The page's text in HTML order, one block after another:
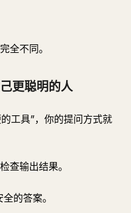
全不同。
更聪明的人
工具”，你的提问方式就
查输出结果。
的答案。